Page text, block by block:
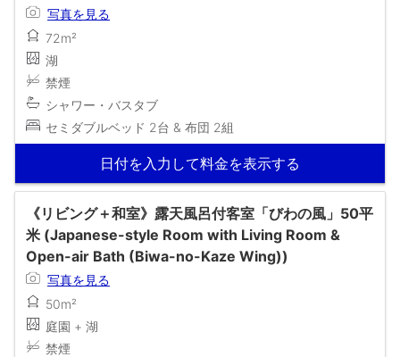
写真を見る
72m²
湖
禁煙
シャワー・バスタブ
セミダブルベッド 2台 & 布団 2組
日付を入力して料金を表示する
《リビング＋和室》露天風呂付客室「びわの風」50平
米 (Japanese-style Room with Living Room &
Open-air Bath (Biwa-no-Kaze Wing))
写真を見る
50m²
庭園 + 湖
禁煙